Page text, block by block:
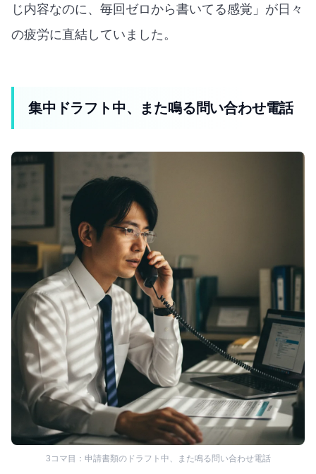
じ内容なのに、毎回ゼロから書いてる感覚」が日々
の疲労に直結していました。
集中ドラフト中、また鳴る問い合わせ電話
3コマ目：申請書類のドラフト中、また鳴る問い合わせ電話